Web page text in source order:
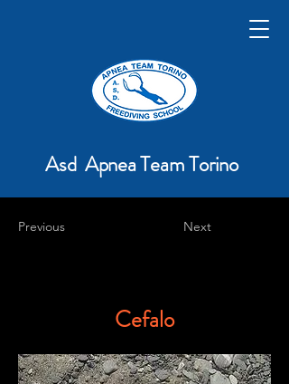
Asd Apnea Team Torino
Previous Next
Cefalo